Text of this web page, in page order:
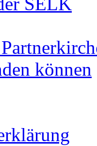
können